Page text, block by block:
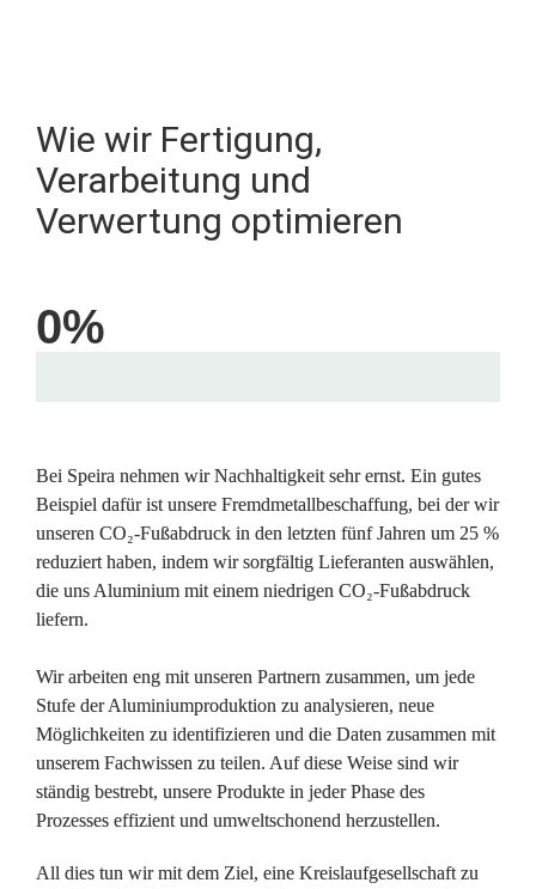
Wie wir Fertigung,
Verarbeitung und
Verwertung optimieren
0%
Bei Speira nehmen wir Nachhaltigkeit sehr ernst. Ein gutes
Beispiel dafür ist unsere Fremdmetallbeschaffung, bei der wir
unseren CO₂-Fußabdruck in den letzten fünf Jahren um 25 %
reduziert haben, indem wir sorgfältig Lieferanten auswählen,
die uns Aluminium mit einem niedrigen CO₂-Fußabdruck
liefern.
Wir arbeiten eng mit unseren Partnern zusammen, um jede
Stufe der Aluminiumproduktion zu analysieren, neue
Möglichkeiten zu identifizieren und die Daten zusammen mit
unserem Fachwissen zu teilen. Auf diese Weise sind wir
ständig bestrebt, unsere Produkte in jeder Phase des
Prozesses effizient und umweltschonend herzustellen.
All dies tun wir mit dem Ziel, eine Kreislaufgesellschaft zu